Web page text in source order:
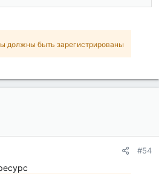
name of the corresponding java
должны быть зарегистрированы
#54